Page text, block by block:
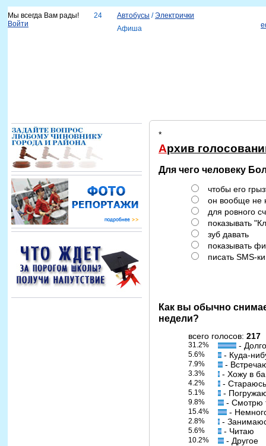
Мы всегда Вам рады!
Войти
24 Автобусы /Электрички
Афиша
*
Архив
Для чего человеку
чтобы его
он вообще не
для ровного
показывать
зуб давать
показывать
писать SMS-ки
Как вы обычно
недели?
всего голосов: 217
31.2% -
5.6% - Куда-
7.9% -
3.3% - Хожу в
4.2% -
5.1% -
9.8% - Смотрю
15.4% -
2.8% -
5.6% - Читаю
10.2% - Другое